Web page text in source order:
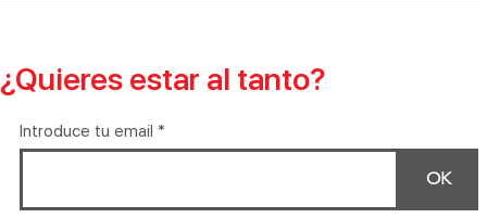
¿Quieres estar al tanto?
Introduce tu email
OK